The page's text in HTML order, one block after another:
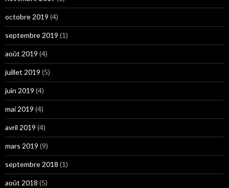
octobre 2019 (4)
septembre 2019 (1)
août 2019 (4)
juillet 2019 (5)
juin 2019 (4)
mai 2019 (4)
avril 2019 (4)
mars 2019 (9)
septembre 2018 (1)
août 2018 (5)